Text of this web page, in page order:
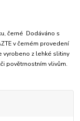
černé Dodáváno s
v černém provedení
vyrobeno z lehké slitiny
povětrnostním vlivům.